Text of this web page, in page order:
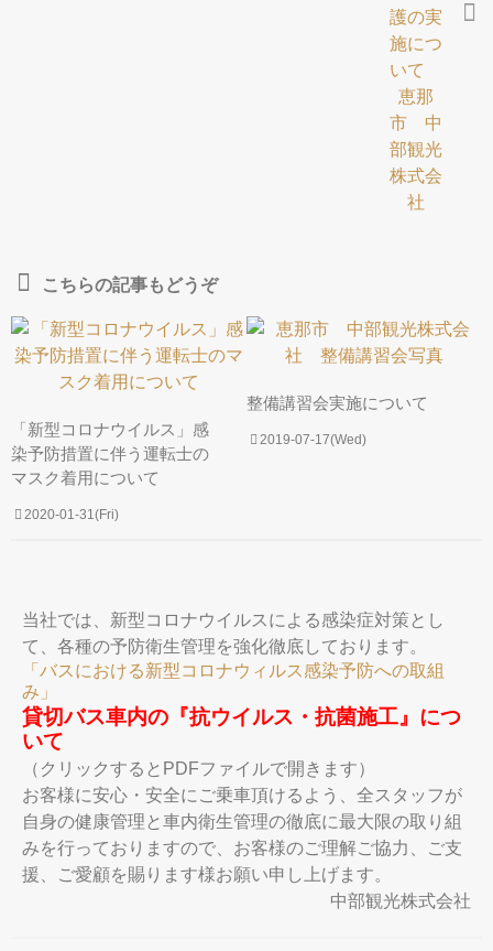
こちらの記事もどうぞ
「新型コロナウイルス」感
染予防措置に伴う運転士の
マスク着用について
2020-01-31(Fri)
整備講習会実施について
2019-07-17(Wed)
当社では、新型コロナウイルスによる感染症対策とし
て、各種の予防衛生管理を強化徹底しております。
「バスにおける新型コロナウィルス感染予防への取組
み」
貸切バス車内の『抗ウイルス・抗菌施工』につ
いて
（クリックするとPDFファイルで開きます）
お客様に安心・安全にご乗車頂けるよう、全スタッフが
自身の健康管理と車内衛生管理の徹底に最大限の取り組
みを行っておりますので、お客様のご理解ご協力、ご支
援、ご愛顧を賜ります様お願い申し上げます。
中部観光株式会社